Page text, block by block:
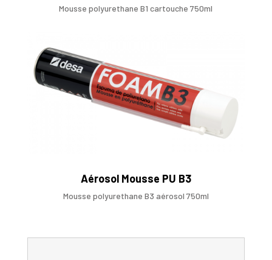
Mousse polyurethane B1 cartouche 750ml
Aérosol Mousse PU B3
Mousse polyurethane B3 aérosol 750ml